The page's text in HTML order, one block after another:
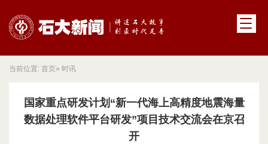
当前位置: 首页» 时讯
国家重点研发计划“新一代海上高精度地震海量
数据处理软件平台研发”项目技术交流会在京召
开